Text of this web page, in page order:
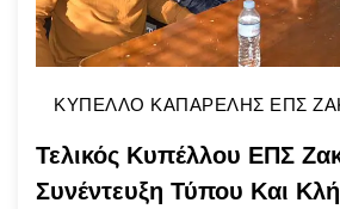
ΚΥΠΕΛΛΟ ΚΑΠΑΡΕΛΗΣ ΕΠΣ
Τελικός Κυπέλλου ΕΠΣ
Συνέντευξη Τύπου Και